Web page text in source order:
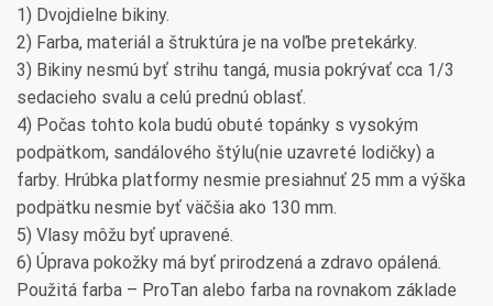
1) Dvojdielne bikiny.
2) Farba, materiál a štruktúra je na voľbe pretekárky.
3) Bikiny nesmú byť strihu tangá, musia pokrývať cca 1/3
sedacieho svalu a celú prednú oblasť.
4) Počas tohto kola budú obuté topánky s vysokým
podpätkom, sandálového štýlu(nie uzavreté lodičky) a
farby. Hrúbka platformy nesmie presiahnuť 25 mm a výška
podpätku nesmie byť väčšia ako 130 mm.
5) Vlasy môžu byť upravené.
6) Úprava pokožky má byť prirodzená a zdravo opálená.
Použitá farba – ProTan alebo farba na rovnakom základe